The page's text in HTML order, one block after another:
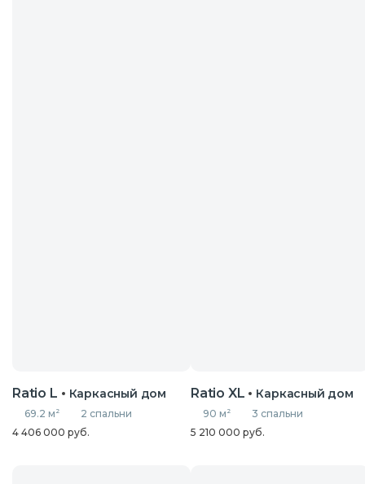
Ratio L Каркасный дом
69.2 м 2
2 спальни
4 406 000 руб.
Ratio XL Каркасный дом
90 м 2
3 спальни
5 210 000 руб.